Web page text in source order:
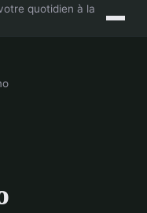
quotidien à la